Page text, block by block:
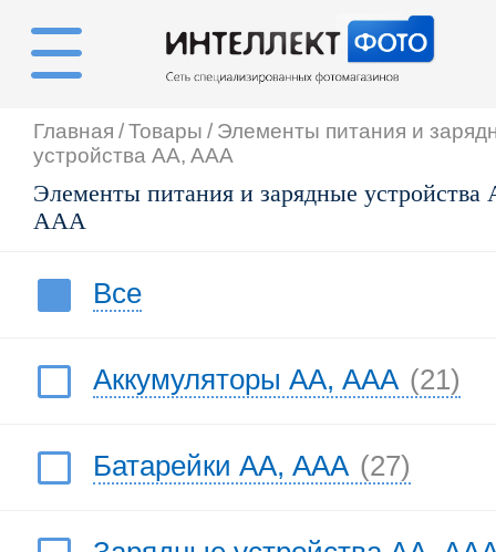
Главная /Товары / Элементы питания и
устройства AA, AAA
Элементы питания и зарядные устройства
AAA
Все
Аккумуляторы АА, AAA (21)
Батарейки АА, ААА (27)